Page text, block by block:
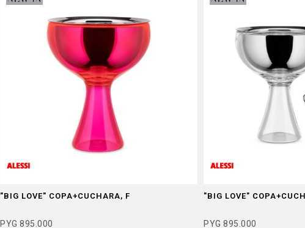
"BIG LOVE" COPA+CUCHARA, F
PYG 895.000
"BIG LOVE"
PYG 895.000